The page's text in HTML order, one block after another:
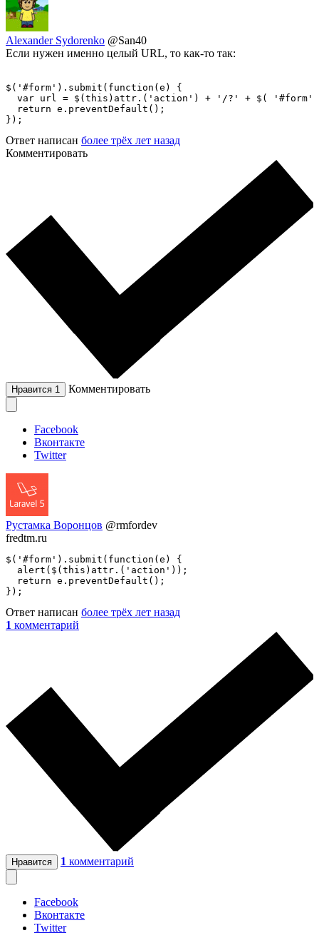
Alexander Sydorenko @San40
Если нужен именно целый URL, то как-то так:
$('#form').submit(function(e) {
var url = $(this)attr.('action') + '/?' + $( '#form'
  return e.preventDefault();
});
Ответ написан более трёх лет назад
Комментировать
Нравится 1 Комментировать
Facebook
Вконтакте
Twitter
Рустамка Воронцов @rmfordev
fredtm.ru
$('#form').submit(function(e) {
  alert($(this)attr.('action'));
  return e.preventDefault();
});
Ответ написан более трёх лет назад
1 комментарий
Нравится 1 комментарий
Facebook
Вконтакте
Twitter